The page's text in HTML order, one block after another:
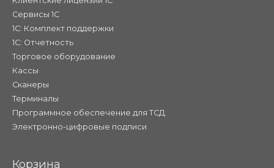
Сервисы 1С
1С: Комплект поддержки
1С: Отчетность
Торговое оборудование
Кассы
Сканеры
Терминалы
Программное обеспечение для ТСД
Электронно-цифровые подписи
Корзина